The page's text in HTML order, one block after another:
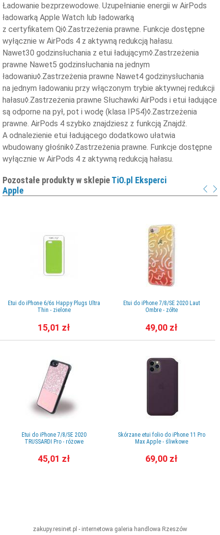
Ładowanie bezprzewodowe. Uzupełnianie energii w AirPods
ładowarką Apple Watch lub ładowarką
z certyfikatem Qi◊.Zastrzeżenia prawne. Funkcje dostępne
wyłącznie w AirPods 4 z aktywną redukcją hałasu.
Nawet30 godzinsłuchania z etui ładującym◊.Zastrzeżenia
prawne Nawet5 godzinsłuchania na jednym
ładowaniu◊.Zastrzeżenia prawne Nawet4 godzinysłuchania
na jednym ładowaniu przy włączonym trybie aktywnej redukcji
hałasu◊.Zastrzeżenia prawne Słuchawki AirPods i etui ładujące
są odporne na pył, pot i wodę (klasa IP54)◊.Zastrzeżenia
prawne. AirPods 4 szybko znajdziesz z funkcją Znajdź.
A odnalezienie etui ładującego dodatkowo ułatwia
wbudowany głośnik◊.Zastrzeżenia prawne. Funkcje dostępne
wyłącznie w AirPods 4 z aktywną redukcją hałasu.
Pozostałe produkty w sklepieTiO.pl Eksperci
Apple
Etui do iPhone 6/6s Happy Plugs Ultra
Thin - zielone
15,01 zł
Etui do iPhone 7/8/SE 2020
TRUSSARDI Pro - różowe
45,01 zł
Etui do iPhone 7/8/SE 2020 Laut
Ombre - zółte
49,00 zł
Skórzane etui folio do iPhone 11 Pro
Max Apple - śliwkowe
69,00 zł
zakupy.resinet.pl - internetowa galeria handlowa Rzeszów